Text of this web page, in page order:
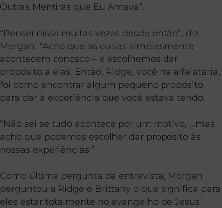
Outras Mentiras que Eu Amava”.
“Pensei nisso muitas vezes desde então”, diz
Morgan. “Acho que as coisas simplesmente
acontecem conosco – e escolhemos dar
propósito a elas. Então, Ridge, você na alfaiataria,
foi como encontrar algum pequeno propósito
para dar à experiência que você estava tendo.
“Não sei se tudo acontece por um motivo, …mas
acho que podemos escolher dar propósito às
nossas experiências.”
Como última pergunta da entrevista, Morgan
perguntou a Ridge e Brittany o que significa para
eles estar totalmente no evangelho de Jesus